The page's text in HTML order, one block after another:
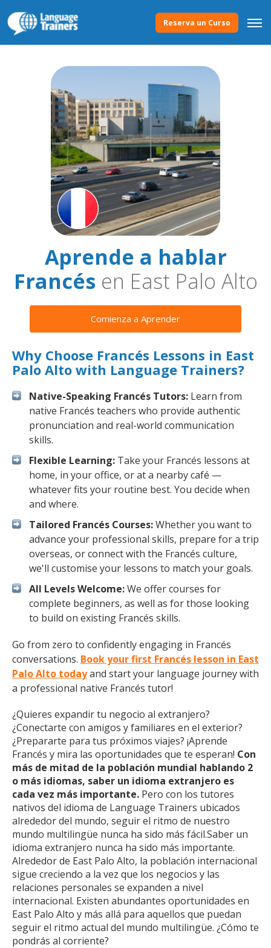
Reserva un Curso
Aprende a hablar
Francésen East Palo Alto
Comienza a Aprender
Why Choose Francés Lessons in East
Palo Alto with Language Trainers?
Native-Speaking Francés Tutors: Learn from
native Francés teachers who provide authentic
pronunciation and real-world communication
skills.
Flexible Learning: Take your Francés lessons at
home, in your office, or at a nearby café —
whatever fits your routine best. You decide when
and where.
Tailored Francés Courses:Whether you want to
advance your professional skills, prepare for a trip
overseas, or connect with the Francés culture,
we'll customise your lessons to match your goals.
All Levels Welcome:We offer courses for
complete beginners, as well as for those looking
to build on existing Francés skills.
Go from zero to confidently engaging in Francés
conversations. Book your first Francés lesson in East
Palo Alto todayand start your language journey with
a professional native Francés tutor!
¿Quieres expandir tu negocio al extranjero?
¿Conectarte con amigos y familiares en el exterior?
¿Prepararte para tus próximos viajes? ¡Aprende
Francés y mira las oportunidades que te esperan! Con
más de mitad de la población mundial hablando 2
o más idiomas, saber un idioma extranjero es
cada vez más importante. Pero con los tutores
nativos del idioma de Language Trainers ubicados
alrededor del mundo, seguir el ritmo de nuestro
mundo multilingüe nunca ha sido más fácil.Saber un
idioma extranjero nunca ha sido más importante.
Alrededor de East Palo Alto, la población internacional
sigue creciendo a la vez que los negocios y las
relaciones personales se expanden a nivel
internacional. Existen abundantes oportunidades en
East Palo Alto y más allá para aquellos que puedan
seguir el ritmo actual del mundo multilingüe. ¿Cómo te
pondrás al corriente?